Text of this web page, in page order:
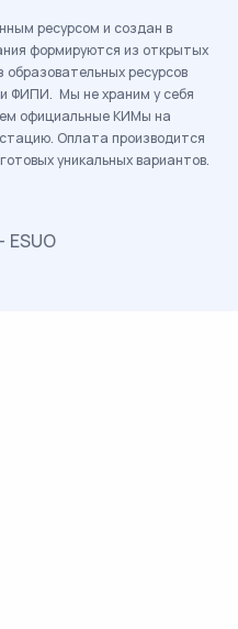
ресурсом и создан в
формируются из открытых
образовательных ресурсов
ФИПИ. Мы не храним у себя
официальные КИМы на
Оплата производится
уникальных вариантов.
ESUO